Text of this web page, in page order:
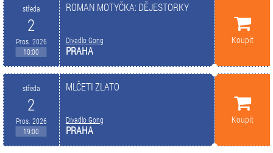
středa
2
Pros. 2026
10:00
ROMAN MOTYČKA: DĚJESTORKY
Divadlo Gong
PRAHA
Koupit
středa
2
Pros. 2026
19:00
MLČETI ZLATO
Divadlo Gong
PRAHA
Koupit